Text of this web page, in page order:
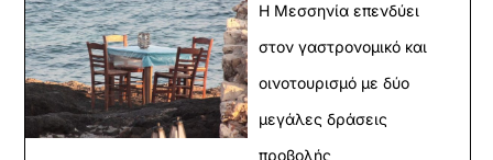
Η Μεσσηνία επενδύει
στον γαστρονομικό και
οινοτουρισμό με δύο
μεγάλες δράσεις
προβολής